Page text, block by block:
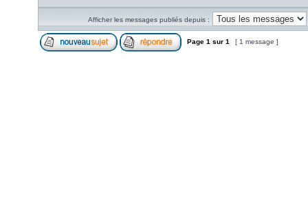
Afficher les messages publiés depuis :
Page 1 sur 1 [ 1 message ]